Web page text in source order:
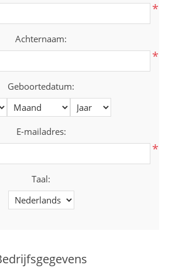
*
Achternaam:
*
Geboortedatum:
E-mailadres:
*
Taal: